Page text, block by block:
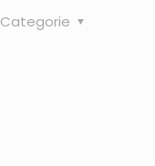
Categorie